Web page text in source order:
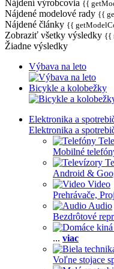
Nájdení výrobcovia {{
Nájdené modelové rady {{
Nájdené články {{
Zobraziť všetky výsledky {{
Žiadne výsledky
Výbava na leto
Bicykle a kolobežky
Elektronika a
Elektronika a
Mobilné
Android &
Video
Prehrávače,
Audio
Bezdrôtové
... viac
Voľne stojace